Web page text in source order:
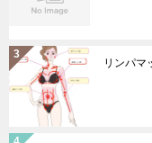
リンパマ